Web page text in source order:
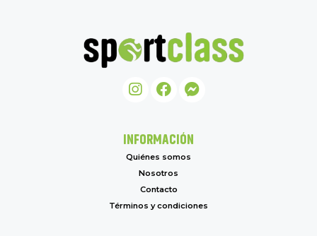
INFORMACIÓN
Quiénes somos
Nosotros
Contacto
Términos y condiciones